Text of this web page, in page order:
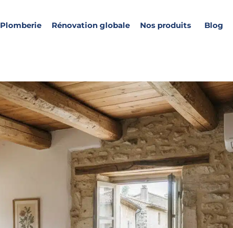
Plomberie Rénovation globale Nos produits Blog